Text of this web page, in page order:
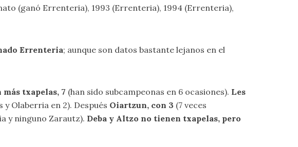
(ganó Errenteria), 1993 (Errenteria), 1994 (Errenteria),
Errenteria; aunque son datos bastante lejanos en el
txapelas, 7 (han sido subcampeonas en 6 ocasiones). Les
Olaberria en 2). Después Oiartzun, con 3 (7 veces
y ninguno Zarautz). Deba y Altzo no tienen txapelas, pero